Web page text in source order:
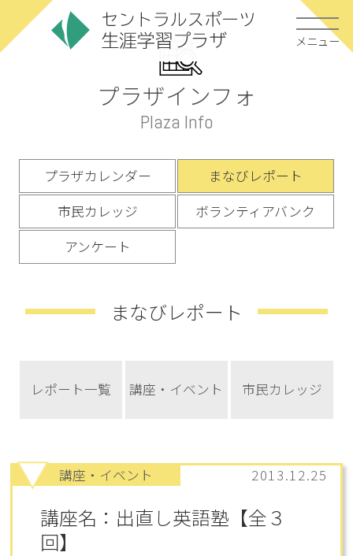
メニュー
プラザインフォ
Plaza Info
まなびレポート
プラザカレンダー
まなびレポート
市民カレッジ
ボランティアバンク
アンケート
レポート一覧 講座・イベント 市民カレッジ
講座・イベント 2013.12.25
講座名：出直し英語塾【全３
回】